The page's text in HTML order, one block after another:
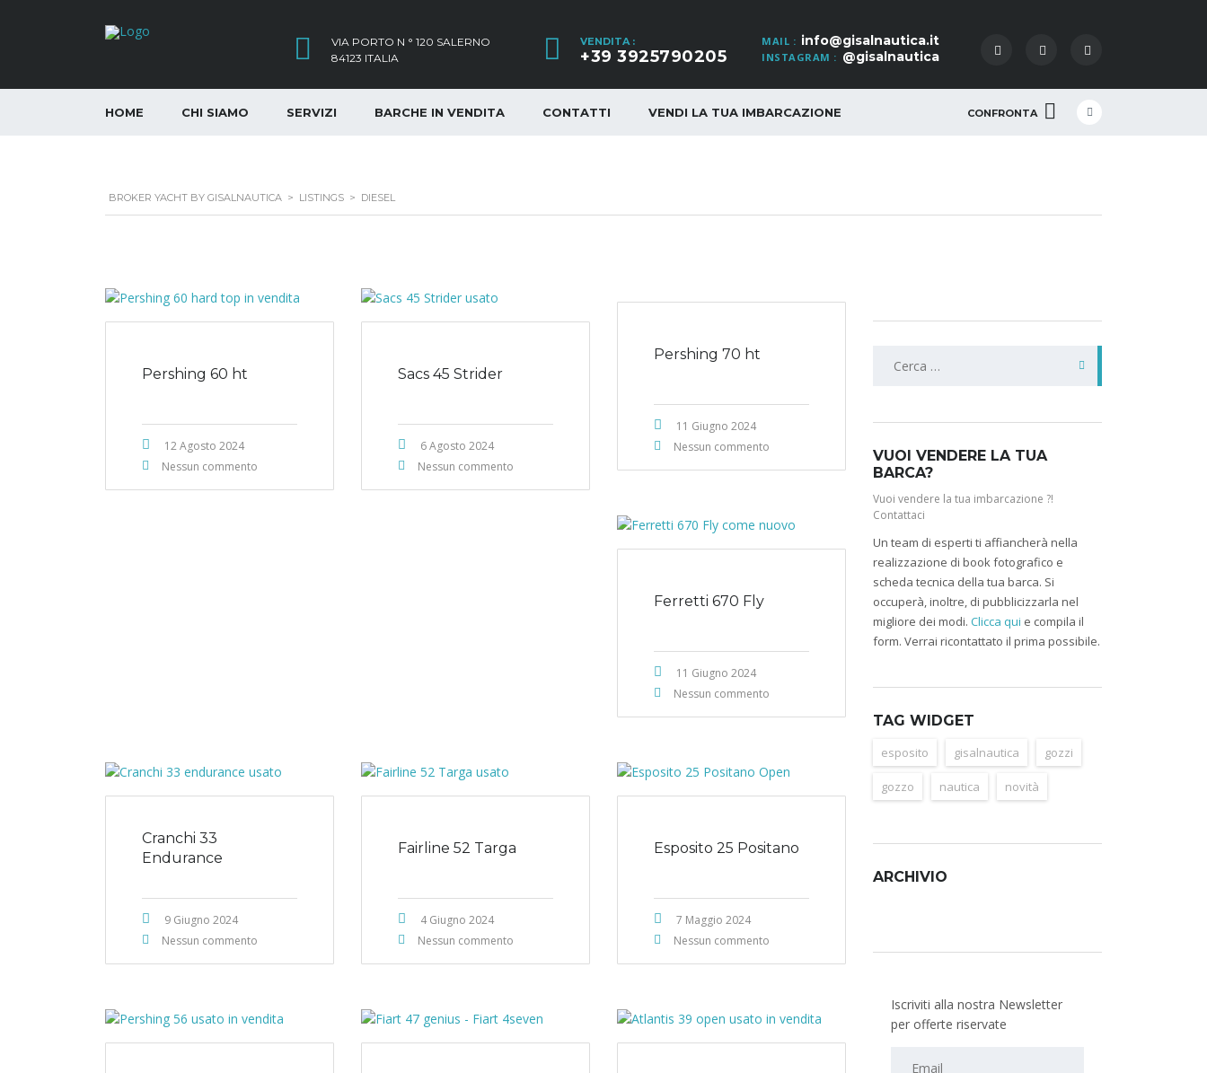
MAIL : info@gisalnautica.it
INSTAGRAM : @gisalnautica
VENDITA :
+39 3925790205
VIA PORTO N ° 120 SALERNO
84123 ITALIA
CONFRONTA
HOME CHI SIAMO SERVIZI BARCHE IN VENDITA CONTATTI VENDI LA TUA IMBARCAZIONE
BROKER YACHT BY GISALNAUTICA > LISTINGS > DIESEL
Pershing 60 ht
12 Agosto 2024
Nessun commento
Sacs 45 Strider
6 Agosto 2024
Nessun commento
Pershing 70 ht
11 Giugno 2024
Nessun commento
Ferretti 670 Fly
11 Giugno 2024
Nessun commento
Cranchi 33
Endurance
9 Giugno 2024
Nessun commento
Fairline 52 Targa
4 Giugno 2024
Nessun commento
Esposito 25 Positano
7 Maggio 2024
Nessun commento
VUOI VENDERE LA TUA
BARCA?
Vuoi vendere la tua imbarcazione ?!
Contattaci
Un team di esperti ti affiancherà nella
realizzazione di book fotografico e
scheda tecnica della tua barca. Si
occuperà, inoltre, di pubblicizzarla nel
migliore dei modi. Clicca qui e compila il
form. Verrai ricontattato il prima possibile.
TAG WIDGET
esposito gisalnautica gozzi
gozzo nautica novità
ARCHIVIO
Iscriviti alla nostra Newsletter
per offerte riservate